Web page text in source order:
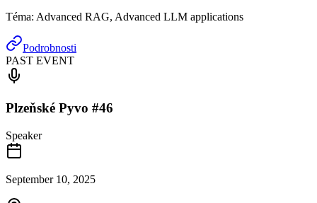
Téma: Advanced RAG, Advanced LLM applications
Podrobnosti
PAST EVENT
Plzeňské Pyvo #46
Speaker
September 10, 2025